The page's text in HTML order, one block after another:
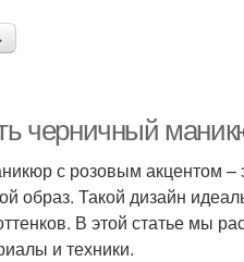
черничный
с розовым акцентом –
образ. Такой дизайн
В этой статье мы
и техники.